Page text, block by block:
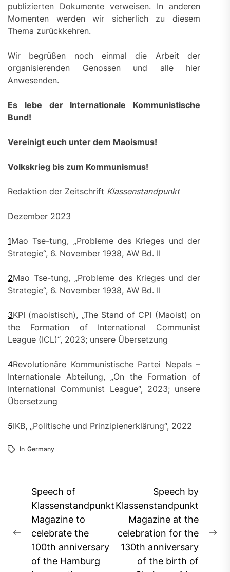
publizierten Dokumente verweisen. In anderen
Momenten werden wir sicherlich zu diesem
Thema zurückkehren.
Wir begrüßen noch einmal die Arbeit der
organisierenden Genossen und alle hier
Anwesenden.
Es lebe der Internationale Kommunistische
Bund!
Vereinigt euch unter dem Maoismus!
Volkskrieg bis zum Kommunismus!
Redaktion der Zeitschrift Klassenstandpunkt
Dezember 2023
1Mao Tse-tung, „Probleme des Krieges und der
Strategie“, 6. November 1938, AW Bd. II
2Mao Tse-tung, „Probleme des Krieges und der
Strategie“, 6. November 1938, AW Bd. II
3KPI (maoistisch), „The Stand of CPI (Maoist) on
the Formation of International Communist
League (ICL)“, 2023; unsere Übersetzung
4Revolutionäre Kommunistische Partei Nepals –
Internationale Abteilung, „On the Formation of
International Communist League“, 2023; unsere
Übersetzung
5IKB, „Politische und Prinzipienerklärung“, 2022
In Germany
Post
navigation
Previous
post:
Speech of
Klassenstandpunkt
Magazine to
celebrate the
100th anniversary
of the Hamburg
Speech by
Klassenstandpunkt
Magazine at the
celebration for the
130th anniversary
of the birth of